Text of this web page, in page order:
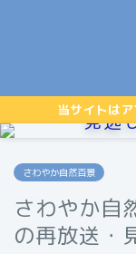
当サイトは
見逃
さわやか自然百景
さわやか自
の再放送・